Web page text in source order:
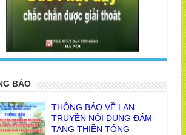
BÁO
THÔNG BÁO VỀ LAN
TRUYỀN NỘI DUNG ĐÁM
TANG THIỀN TÔNG